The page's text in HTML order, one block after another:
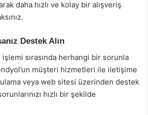
daha hızlı ve kolay bir alışveriş
Destek Alın
sırasında herhangi bir sorunla
müşteri hizmetleri ile iletişime
veya web sitesi üzerinden destek
hızlı bir şekilde